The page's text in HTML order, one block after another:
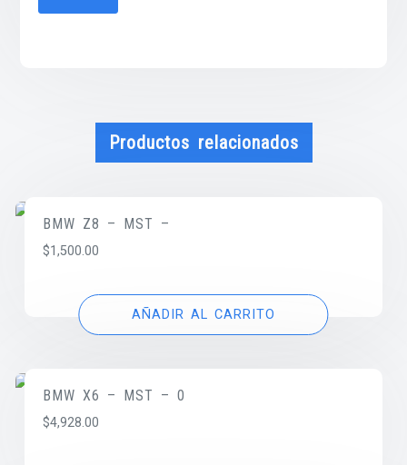
Productos relacionados
BMW Z8 – MST –
$1,500.00
AÑADIR AL CARRITO
BMW X6 – MST – 0
$4,928.00